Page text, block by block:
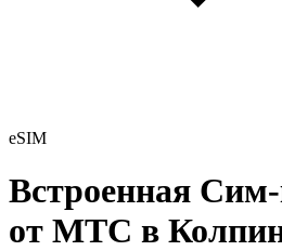
eSIM
Встроенная
от МТС в